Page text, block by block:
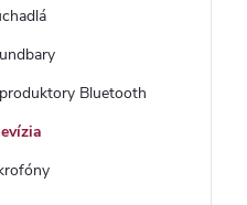
Bluetooth